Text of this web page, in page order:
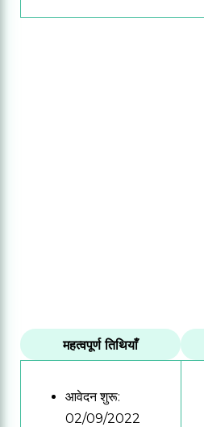
महत्वपूर्ण तिथियाँ
आवेदन शुरू:
02/09/2022